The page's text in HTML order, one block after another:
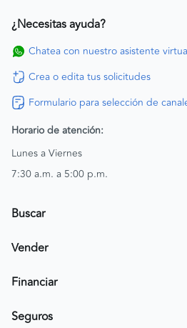
¿Necesitas ayuda?
Chatea con nuestro asistente
Crea o edita tus solicitudes
Formulario para selección de
Horario de atención:
Lunes a Viernes
7:30 a.m. a 5:00 p.m.
Buscar
Encuentra un carro
Vender
Publicar mi vehículo
Financiar
Simular crédito
Seguros